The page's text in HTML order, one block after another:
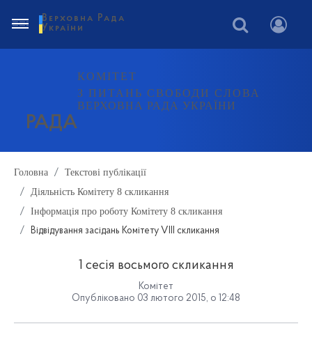
РАДА
КОМІТЕТ
З ПИТАНЬ СВОБОДИ СЛОВА
ВЕРХОВНА РАДА УКРАЇНИ
Верховна Рада
України
Головна
Текстові публікації
Діяльність Комітету 8 скликання
Інформація про роботу Комітету 8 скликання
Відвідування засідань Комітету VIII скликання
1 сесія восьмого скликання
Комітет
Опубліковано 03 лютого 2015, о 12:48